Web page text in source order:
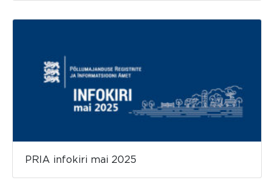
PRIA infokiri mai 2025